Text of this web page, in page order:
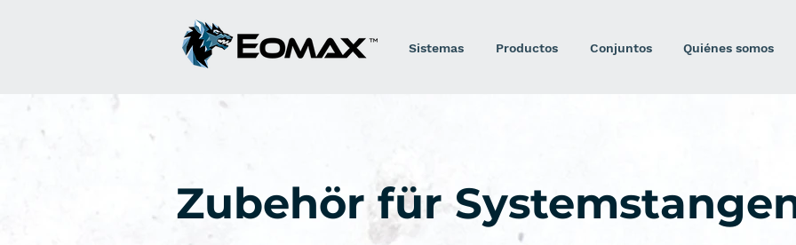
Sistemas Productos Conjuntos Quiénes somos
Zubehör für